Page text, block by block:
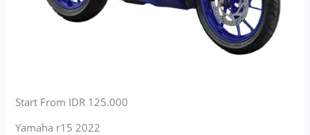
Start From IDR 125.000
Yamaha r15 2022